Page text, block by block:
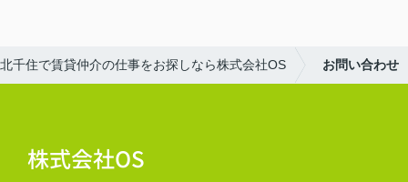
千住で賃貸仲介の仕事をお探しなら株式会社OS お問い合わせ
株式会社OS